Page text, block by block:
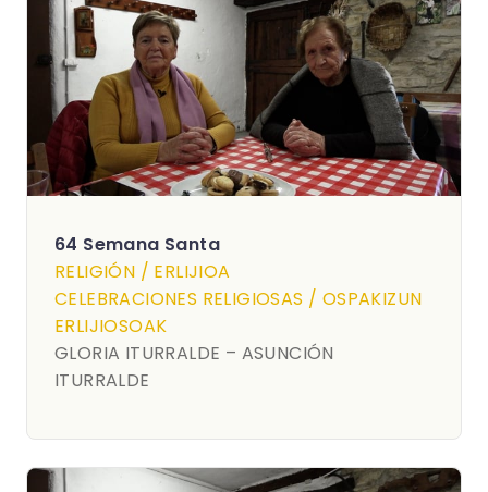
64 Semana Santa
RELIGIÓN / ERLIJIOA
CELEBRACIONES RELIGIOSAS / OSPAKIZUN
ERLIJIOSOAK
GLORIA ITURRALDE – ASUNCIÓN
ITURRALDE